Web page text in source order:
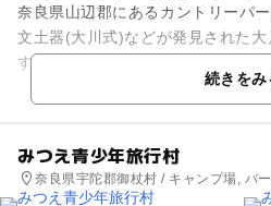
奈良県山辺郡にあるカントリーパ
文土器(大川式)などが発見された
す。管理棟内のパネル展示や公園
の歴史や生活を学ぶことが...続きをみ
みつえ青少年旅行村
奈良県宇陀郡御杖村 / キャンプ場, バ
ホテル・旅館